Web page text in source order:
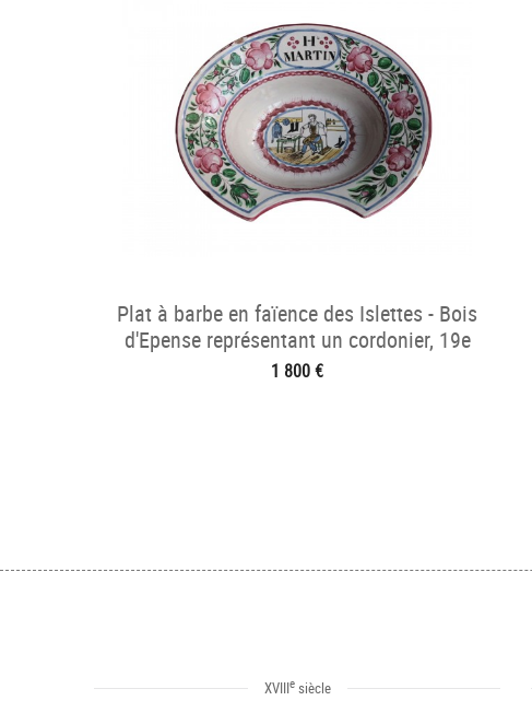
Plat à barbe en faïence des Islettes - Bois
d'Epense représentant un cordonier, 19e
1 800 €
XVIIIesiècle